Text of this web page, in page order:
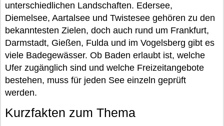
unterschiedlichen Landschaften. Edersee,
Diemelsee, Aartalsee und Twistesee gehören zu den
bekanntesten Zielen, doch auch rund um Frankfurt,
Darmstadt, Gießen, Fulda und im Vogelsberg gibt es
viele Badegewässer. Ob Baden erlaubt ist, welche
Ufer zugänglich sind und welche Freizeitangebote
bestehen, muss für jeden See einzeln geprüft
werden.
Kurzfakten zum Thema